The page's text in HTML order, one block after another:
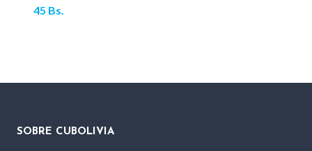
45 Bs.
SOBRE CUBOLIVIA